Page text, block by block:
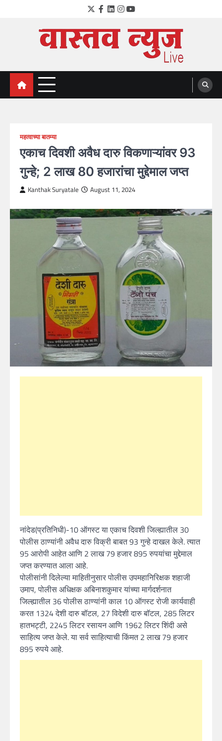
Twitter
Facebook
LinkedIn
Instagram
YouTube
VastavNEWSLive.com
a leading NEWS portal of Maharahstra
महत्वाच्या बातम्या
एकाच दिवशी अवैध दारु विकणाऱ्यांवर 93
गुन्हे; 2 लाख 80 हजारांचा मुद्देमाल जप्त
Kanthak Suryatale August 11, 2024
नांदेड(प्रतिनिधी)-10 ऑगस्ट या एकाच दिवशी जिल्ह्यातील 30
पोलीस ठाण्यांनी अवैध दारु विक्री बाबत 93 गुन्हे दाखल केले. त्यात
95 आरोपी आहेत आणि 2 लाख 79 हजार 895 रुपयांचा मुद्देमाल
जप्त करण्यात आला आहे.
पोलीसांनी दिलेल्या माहितीनुसार पोलीस उपमहानिरिक्षक शहाजी
उमाप, पोलीस अधिक्षक अबिनाशकुमार यांच्या मार्गदर्शनात
जिल्ह्यातील 36 पोलीस ठाण्यांनी काल 10 ऑगस्ट रोजी कार्यवाही
करत 1324 देशी दारु बॉटल, 27 विदेशी दारु बॉटल, 285 लिटर
हातभट्टी, 2245 लिटर रसायन आणि 1962 लिटर शिंदी असे
साहित्य जप्त केले. या सर्व साहित्याची किंमत 2 लाख 79 हजार
895 रुपये आहे.